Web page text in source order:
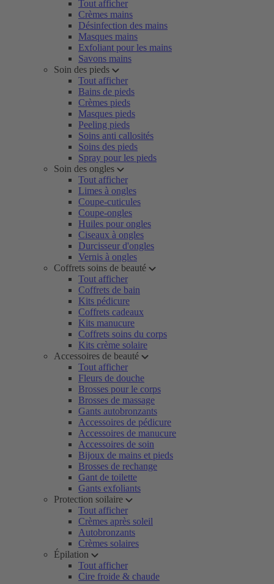
Tout afficher
Crèmes mains
Désinfection des mains
Masques mains
Exfoliant pour les mains
Savons mains
Soin des pieds
Tout afficher
Bains de pieds
Crèmes pieds
Masques pieds
Peeling pieds
Soins anti callosités
Soins des pieds
Spray pour les pieds
Soin des ongles
Tout afficher
Limes à ongles
Coupe-cuticules
Coupe-ongles
Huiles pour ongles
Ciseaux à ongles
Durcisseur d'ongles
Vernis à ongles
Coffrets soins de beauté
Tout afficher
Coffrets de bain
Kits pédicure
Coffrets cadeaux
Kits manucure
Coffrets soins du corps
Kits crème solaire
Accessoires de beauté
Tout afficher
Fleurs de douche
Brosses pour le corps
Brosses de massage
Gants autobronzants
Accessoires de pédicure
Accessoires de manucure
Accessoires de soin
Bijoux de mains et pieds
Brosses de rechange
Gant de toilette
Gants exfoliants
Protection soilaire
Tout afficher
Crèmes après soleil
Autobronzants
Crèmes solaires
Épilation
Tout afficher
Cire froide & chaude